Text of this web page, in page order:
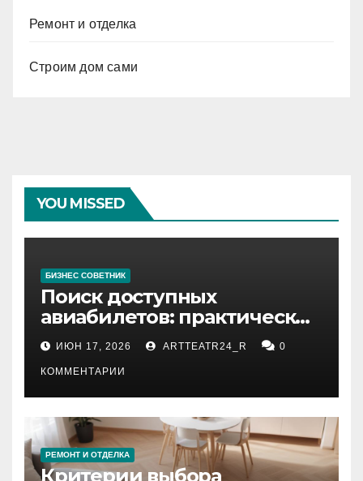
Ремонт и отделка
Строим дом сами
YOU MISSED
БИЗНЕС СОВЕТНИК
Поиск доступных
авиабилетов: практические
рекомендации
ИЮН 17, 2026 ARTTEATR24_R 0
КОММЕНТАРИИ
РЕМОНТ И ОТДЕЛКА
Критерии выбора